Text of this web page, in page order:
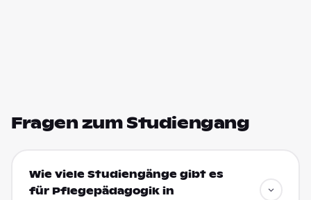
Fragen zum Studiengang
Wie viele Studiengänge gibt es
für Pflegepädagogik in